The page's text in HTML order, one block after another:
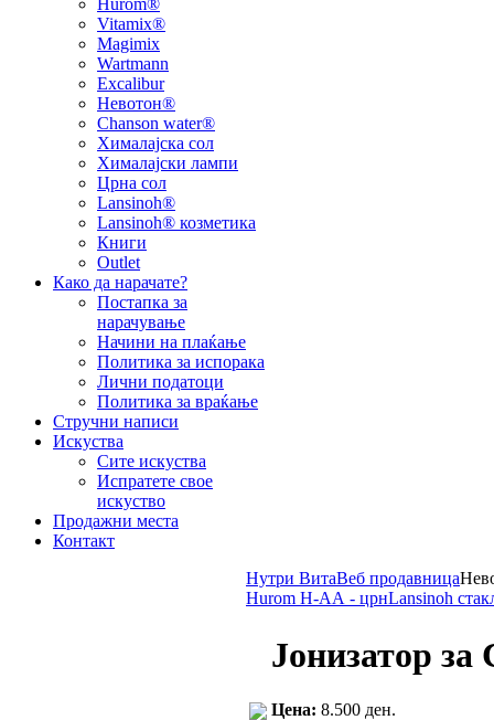
Hurom®
Vitamix®
Magimix
Wartmann
Excalibur
Невотон®
Chanson water®
Хималајска сол
Хималајски лампи
Црна сол
Lansinoh®
Lansinoh® козметика
Книги
Outlet
Како да нарачате?
Постапка за
нарачување
Начини на плаќање
Политика за испорака
Лични податоци
Политика за враќање
Стручни написи
Искуства
Сите искуства
Испратете свое
искуство
Продажни места
Контакт
Нутри ВитаВеб продавница
Hurom H-АА - црнLansinoh
Јонизатор
Цена: 8.500 ден.